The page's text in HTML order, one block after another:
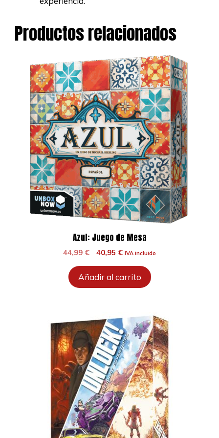
Productos relacionados
Azul: Juego de Mesa
44,99€
El
original
era:
40,95 €El
actual
es:
IVA incluido
Añadir al carrito